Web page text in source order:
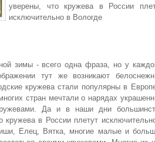
уверены, что кружева в России
исключительно в Вологде
зимы - всего одна фраза, но у
тут же возникают
кружева стали популярны в
стран мечтали о нарядах
Да и в наши дни
кружева в России плетут
Елец, Вятка, многие малые и